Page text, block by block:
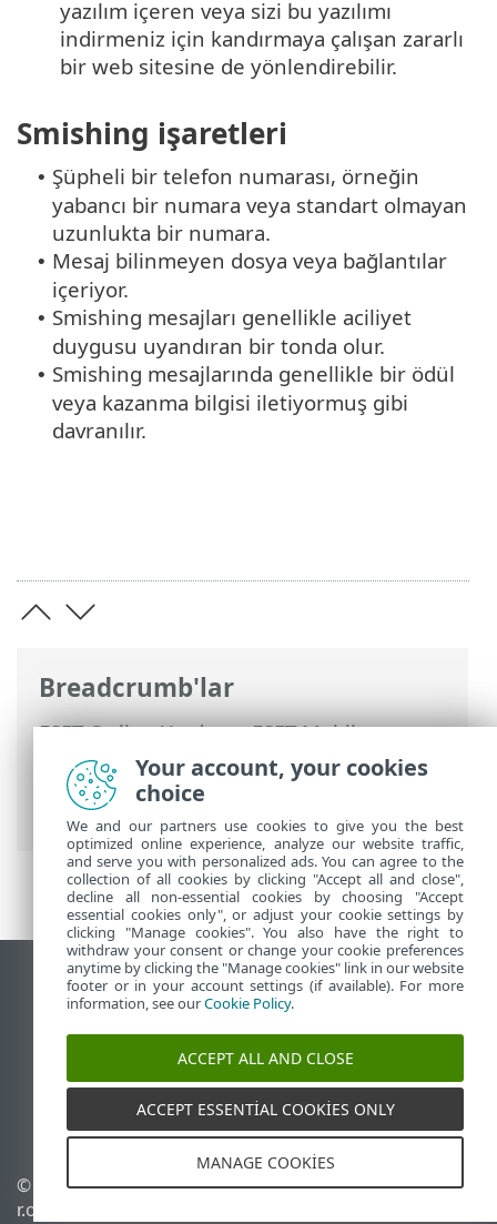
Breadcrumb'lar
ESET Online Yardım>ESET Mobile
Security
>ESET Mobile Security ile
çalışma > Kimlik Avı Koruması
bildirim koruması
yazılım içeren veya sizi bu yazılımı
indirmeniz için kandırmaya çalışan zararlı
bir web sitesine de yönlendirebilir.
Smishing işaretleri
• Şüpheli bir telefon numarası, örneğin
yabancı bir numara veya standart olmayan
uzunlukta bir numara.
• Mesaj bilinmeyen dosya veya bağlantılar
içeriyor.
• Smishing mesajları genellikle aciliyet
duygusu uyandıran bir tonda olur.
• Smishing mesajlarında genellikle bir ödül
veya kazanma bilgisi iletiyormuş gibi
davranılır.
Masaüstü sitesini görüntüle
End of Life
ESET Bilgi Bankası
ESET Status Portal
Bölgesel destek
© 1992 - 2026 ESET, spol. s
r.o. - Tüm hakları saklıdır.
Çerezleri yönet
Your account, your cookies
choice
We and our partners use cookies to give you the best
optimized online experience, analyze our website traffic,
and serve you with personalized ads. You can agree to the
collection of all cookies by clicking "Accept all and close",
decline all non-essential cookies by choosing "Accept
essential cookies only", or adjust your cookie settings by
clicking "Manage cookies". You also have the right to
withdraw your consent or change your cookie preferences
anytime by clicking the "Manage cookies" link in our website
footer or in your account settings (if available). For more
information, see ourCookie Policy.
ACCEPT ALL AND CLOSE
ACCEPT ESSENTIAL COOKIES ONLY
MANAGE COOKIES